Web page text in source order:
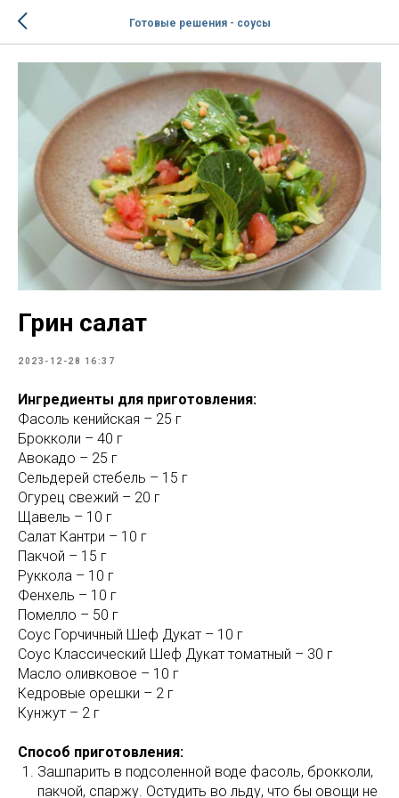
Готовые решения - соусы
Грин салат
2023-12-28 16:37
Ингредиенты для приготовления:
Фасоль кенийская – 25 г
Брокколи – 40 г
Авокадо – 25 г
Сельдерей стебель – 15 г
Огурец свежий – 20 г
Щавель – 10 г
Салат Кантри – 10 г
Пакчой – 15 г
Руккола – 10 г
Фенхель – 10 г
Помелло – 50 г
Соус Горчичный Шеф Дукат – 10 г
Соус Классический Шеф Дукат томатный – 30 г
Масло оливковое – 10 г
Кедровые орешки – 2 г
Кунжут – 2 г
Способ приготовления:
Зашпарить в подсоленной воде фасоль, брокколи,
пакчой, спаржу. Остудить во льду, что бы овощи не